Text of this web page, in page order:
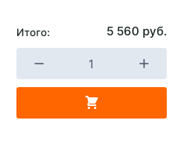
Страна изготовителя
Итого: 5 560 руб.